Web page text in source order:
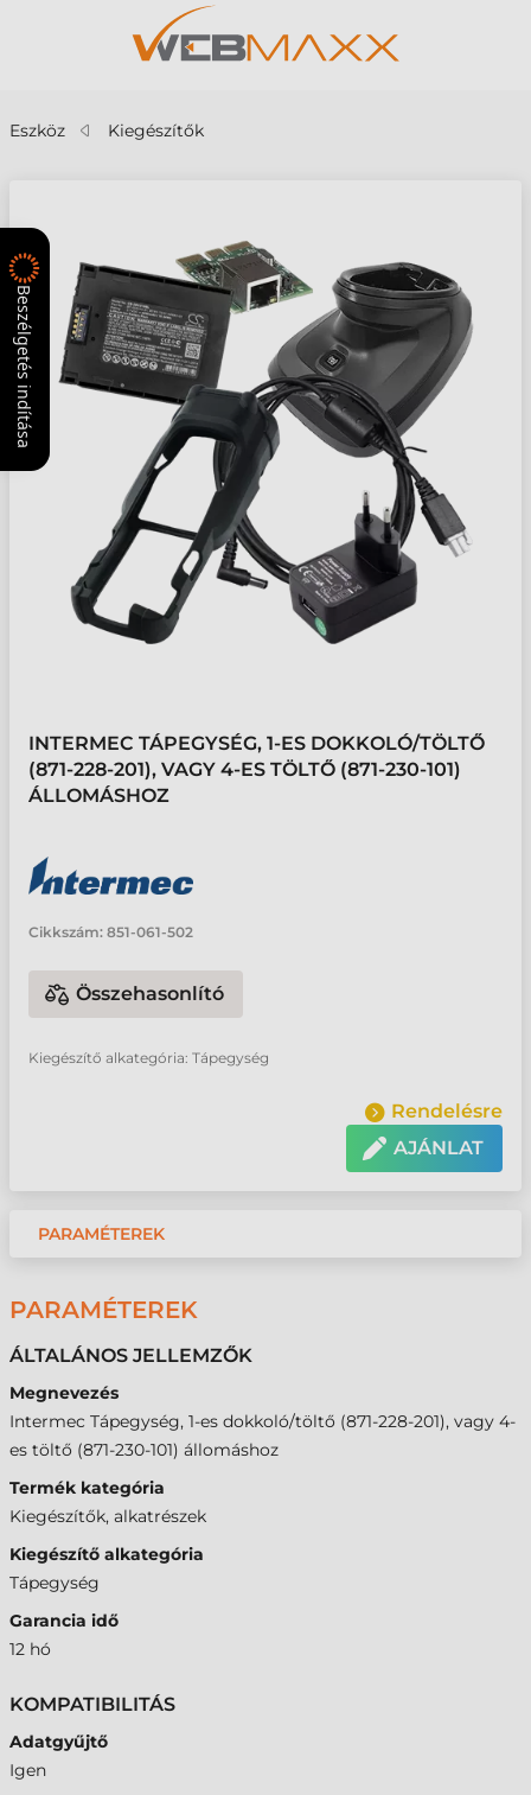
Eszköz Kiegészítők
INTERMEC TÁPEGYSÉG, 1-ES DOKKOLÓ/TÖLTŐ
(871-228-201), VAGY 4-ES TÖLTŐ (871-230-101)
ÁLLOMÁSHOZ
Cikkszám: 851-061-502
Összehasonlító
Kiegészítő alkategória: Tápegység
Rendelésre
AJÁNLAT
PARAMÉTEREK
PARAMÉTEREK
ÁLTALÁNOS JELLEMZŐK
Megnevezés
Intermec Tápegység, 1-es dokkoló/töltő (871-228-201), vagy 4-
es töltő (871-230-101) állomáshoz
Termék kategória
Kiegészítők, alkatrészek
Kiegészítő alkategória
Tápegység
Garancia idő
12 hó
KOMPATIBILITÁS
Adatgyűjtő
Igen
Beszélgetés indítása